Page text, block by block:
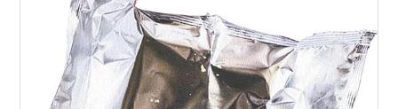
アーティスト:ラミ子
出版社/メーカー:LESS THAN TV
発売日:2016/01/06
メディア:LP Record
この商品を含むブログを見る